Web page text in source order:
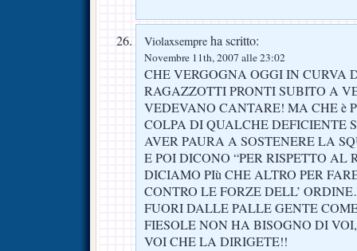
Violaxsempre ha scritto:
Novembre 11th, 2007 alle 23:02
CHE VERGOGNA OGGI IN CURVA
RAGAZZOTTI PRONTI SUBITO A
VEDEVANO CANTARE! MA CHE è
COLPA DI QUALCHE DEFICIENTE
AVER PAURA A SOSTENERE LA
E POI DICONO “PER RISPETTO AL
DICIAMO PIù CHE ALTRO PER
CONTRO LE FORZE DELL’
FUORI DALLE PALLE GENTE
FIESOLE NON HA BISOGNO DI
VOI CHE LA DIRIGETE!!